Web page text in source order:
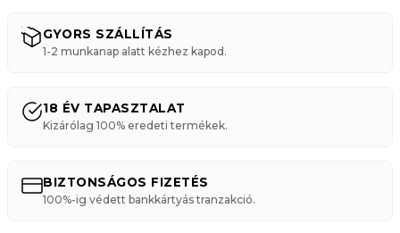
GYORS SZÁLLÍTÁS
1-2 munkanap alatt kézhez kapod.
18 ÉV TAPASZTALAT
Kizárólag 100% eredeti termékek.
BIZTONSÁGOS FIZETÉS
100%-ig védett bankkártyás tranzakció.